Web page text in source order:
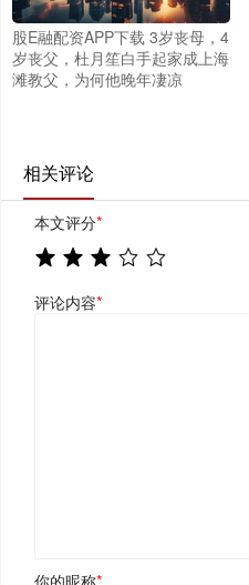
股E融配资APP下载 3岁丧母，4
岁丧父，杜月笙白手起家成上海
滩教父，为何他晚年凄凉
相关评论
本文评分*
评论内容*
你的昵称*